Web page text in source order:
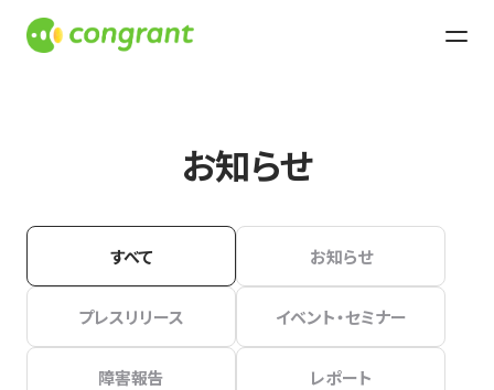
お知らせ
すべて お知らせ
プレスリリース イベント・セミナー
障害報告 レポート